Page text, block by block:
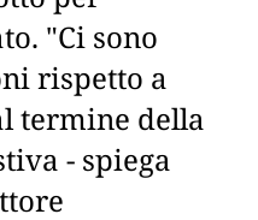
"Ci sono
rispetto a
termine della
- spiega